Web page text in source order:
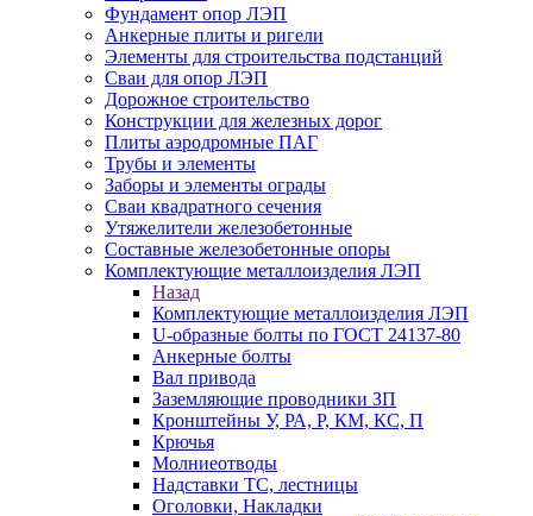
Фундамент опор ЛЭП
Анкерные плиты и ригели
Элементы для строительства подстанций
Сваи для опор ЛЭП
Дорожное строительство
Конструкции для железных дорог
Плиты аэродромные ПАГ
Трубы и элементы
Заборы и элементы ограды
Сваи квадратного сечения
Утяжелители железобетонные
Составные железобетонные опоры
Комплектующие металлоизделия ЛЭП
Назад
Комплектующие металлоизделия ЛЭП
U-образные болты по ГОСТ 24137-80
Анкерные болты
Вал привода
Заземляющие проводники ЗП
Кронштейны У, РА, Р, КМ, КС, П
Крючья
Молниеотводы
Надставки ТС, лестницы
Оголовки, Накладки